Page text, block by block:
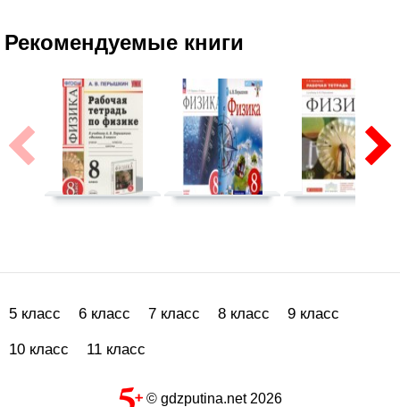
Рекомендуемые книги
5 класс 6 класс 7 класс 8 класс 9 класс
10 класс 11 класс
© gdzputina.net 2026